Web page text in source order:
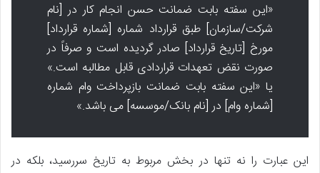
«این سفته بابت ضمانت حسن انجام کار در [نام
شرکت/سازمان] طبق قرارداد شماره [شماره قرارداد]
مورخ [تاریخ قرارداد] صادر گردیده است و صرفاً در
صورت نقض تعهدات قراردادی قابل مطالبه است.»
یا «این سفته بابت ضمانت بازپرداخت وام شماره
[شماره وام] در [نام بانک/موسسه] می باشد.»
این عبارت را نه تنها در بخش مربوط به تاریخ سررسید، بلکه در